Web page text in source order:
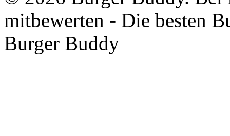
mitbewerten - Die besten
Burger Buddy